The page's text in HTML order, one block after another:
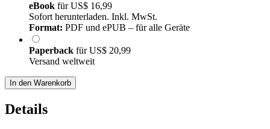
eBook fürUS$ 16,99
Sofort herunterladen. Inkl. MwSt.
Format: PDF und ePUB – für alle Geräte
Paperback fürUS$ 20,99
Versand weltweit
In den Warenkorb
Details